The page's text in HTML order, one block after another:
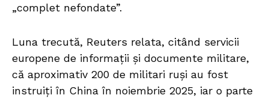
„complet nefondate”.
Luna trecută, Reuters relata, citând servicii
europene de informații și documente militare,
că aproximativ 200 de militari ruși au fost
instruiți în China în noiembrie 2025, iar o parte